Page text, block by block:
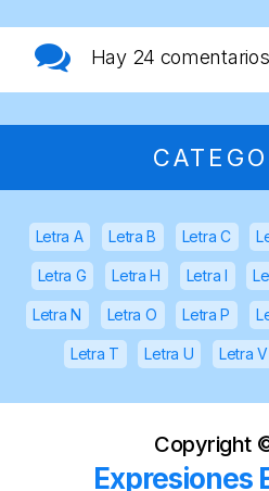
Hay 24 comentarios
Letra A Letra B Letra C
Letra G Letra H Letra I
Letra N Letra O Letra P
Letra T Letra U Letra V
Copyright
Expresiones